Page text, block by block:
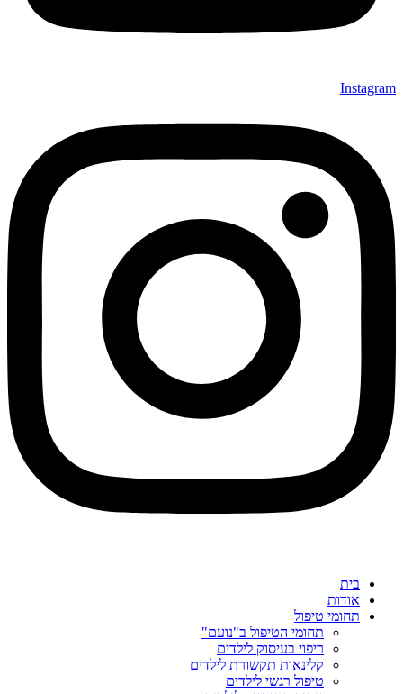
Instagram
בית
אודות
תחומי טיפול
תחומי הטיפול ב"נועם"
ריפוי בעיסוק לילדים
קלינאות תקשורת לילדים
טיפול רגשי לילדים